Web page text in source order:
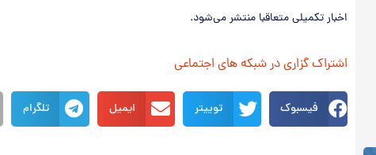
اخبار تکمیلی متعاقبا منتشر می‌شود.
اشتراک گزاری در شبکه های اجتماعی
فیسبوک توییتر ایمیل تلگرام